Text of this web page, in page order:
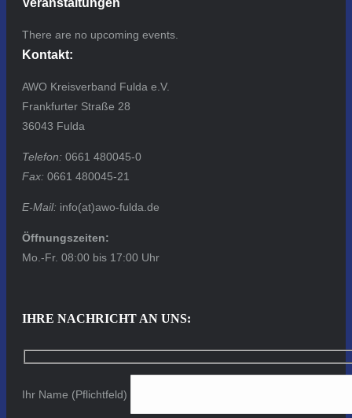
There are no upcoming events.
Kontakt:
AWO Kreisverband Fulda e.V.
Frankfurter Straße 28
36043 Fulda
Telefon: 0661 480045-0
Fax: 0661 480045-21
E-Mail: info(at)awo-fulda.de
Öffnungszeiten:
Mo.-Fr. 08:00 bis 17:00 Uhr
IHRE NACHRICHT AN UNS:
Ihr Name (Pflichtfeld)